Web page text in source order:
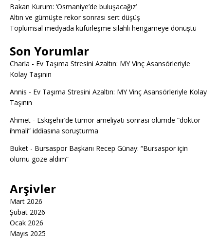
Bakan Kurum: ‘Osmaniye’de buluşacağız’
Altın ve gümüşte rekor sonrası sert düşüş
Toplumsal medyada küfürleşme silahlı hengameye dönüştü
Son Yorumlar
Charla - Ev Taşıma Stresini Azaltın: MY Vinç Asansörleriyle
Kolay Taşının
Annis - Ev Taşıma Stresini Azaltın: MY Vinç Asansörleriyle Kolay
Taşının
Ahmet - Eskişehir’de tümör ameliyatı sonrası ölümde “doktor
ihmali” iddiasına soruşturma
Buket - Bursaspor Başkanı Recep Günay: “Bursaspor için
ölümü göze aldım”
Arşivler
Mart 2026
Şubat 2026
Ocak 2026
Mayıs 2025